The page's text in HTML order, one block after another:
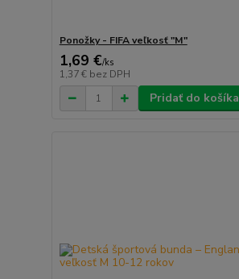
Ponožky - FIFA veľkosť "M"
1,69 €/ks
1,37 € bez DPH
Pridať do košíka